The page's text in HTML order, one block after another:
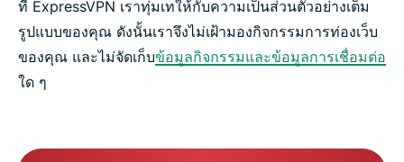
ที่ ExpressVPN เราทุ่มเทให้กับความเป็นส่วนตัวอย่างเต็ม
รูปแบบของคุณ ดังนั้นเราจึงไม่เฝ้ามองกิจกรรมการท่องเว็บ
ของคุณ และไม่จัดเก็บข้อมูลกิจกรรมและข้อมูลการเชื่อมต่อ
ใด ๆ